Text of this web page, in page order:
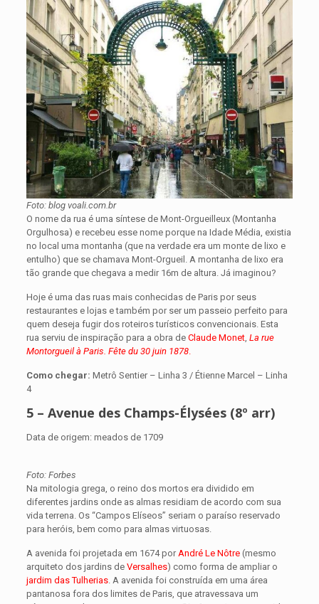
Foto: blog voali.com.br
O nome da rua é uma síntese de Mont-Orgueilleux (Montanha
Orgulhosa) e recebeu esse nome porque na Idade Média, existia
no local uma montanha (que na verdade era um monte de lixo e
entulho) que se chamava Mont-Orgueil. A montanha de lixo era
tão grande que chegava a medir 16m de altura. Já imaginou?
Hoje é uma das ruas mais conhecidas de Paris por seus
restaurantes e lojas e também por ser um passeio perfeito para
quem deseja fugir dos roteiros turísticos convencionais. Esta
rua serviu de inspiração para a obra de Claude Monet, La rue
Montorgueil à Paris. Fête du 30 juin 1878.
Como chegar: Metrô Sentier – Linha 3 / Étienne Marcel – Linha
4
5 – Avenue des Champs-Élysées (8º arr)
Data de origem: meados de 1709
Foto: Forbes
Na mitologia grega, o reino dos mortos era dividido em
diferentes jardins onde as almas residiam de acordo com sua
vida terrena. Os “Campos Elíseos” seriam o paraíso reservado
para heróis, bem como para almas virtuosas.
A avenida foi projetada em 1674 por André Le Nôtre(mesmo
arquiteto dos jardins de Versalhes) como forma de ampliar o
jardim das Tulherias. A avenida foi construída em uma área
pantanosa fora dos limites de Paris, que atravessava um